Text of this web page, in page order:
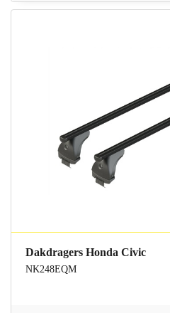
Dakdragers Honda Civic
NK248EQM